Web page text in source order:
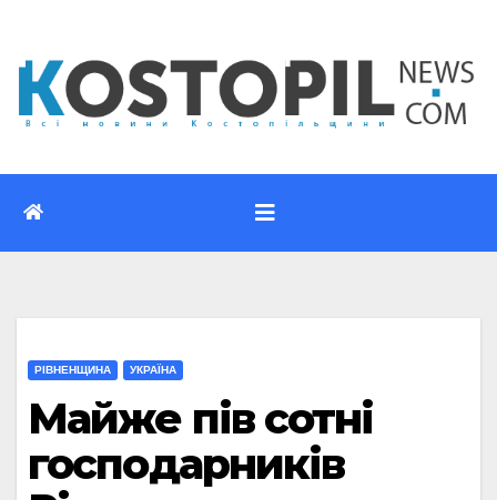
вмісту
РІВНЕНЩИНА УКРАЇНА
Майже пів сотні
господарників